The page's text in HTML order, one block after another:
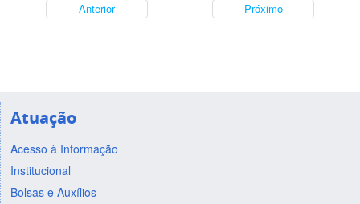
Anterior Próximo
Atuação
Acesso à Informação
Institucional
Bolsas e Auxílios